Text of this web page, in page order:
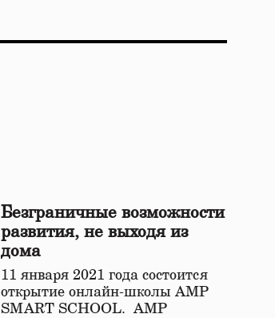
Безграничные возможности
развития, не выходя из
дома
11 января 2021 года состоится
открытие онлайн-школы АМР
SMART SCHOOL. АМР